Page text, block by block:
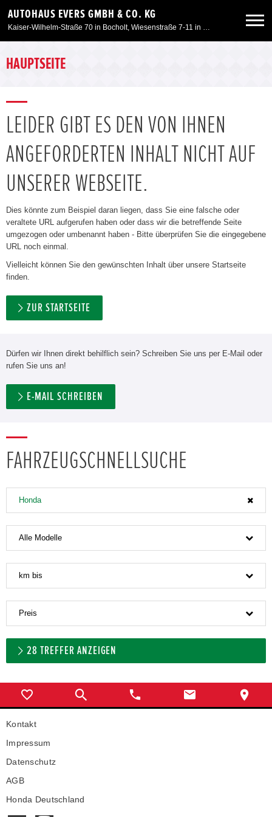
AUTOHAUS EVERS GMBH & CO. KG
Kaiser-Wilhelm-Straße 70 in Bocholt, Wiesenstraße 7-11 in Kleve, Am Spaltmannsfeld 11-13 in Wesel
Neuwagen
Angebote
Unser Autohaus
HAUPTSEITE
LEIDER GIBT ES DEN VON IHNEN
ANGEFORDERTEN INHALT NICHT AUF
UNSERER WEBSEITE.
Dies könnte zum Beispiel daran liegen, dass Sie eine falsche oder
veraltete URL aufgerufen haben oder dass wir die betreffende Seite
umgezogen oder umbenannt haben - Bitte überprüfen Sie die eingegebene
URL noch einmal.
Vielleicht können Sie den gewünschten Inhalt über unsere Startseite
finden.
ZUR STARTSEITE
Dürfen wir Ihnen direkt behilflich sein? Schreiben Sie uns per E-Mail oder
rufen Sie uns an!
E-MAIL SCHREIBEN
FAHRZEUGSCHNELLSUCHE
Honda
Alle Modelle
km bis
Preis
28 TREFFER ANZEIGEN
Kontakt
Impressum
Datenschutz
AGB
Honda Deutschland